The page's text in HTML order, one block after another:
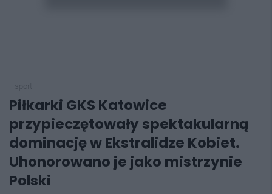
Piłkarki GKS Katowice
przypieczętowały spektakularną
dominację w Ekstralidze Kobiet.
Uhonorowano je jako mistrzynie
Polski